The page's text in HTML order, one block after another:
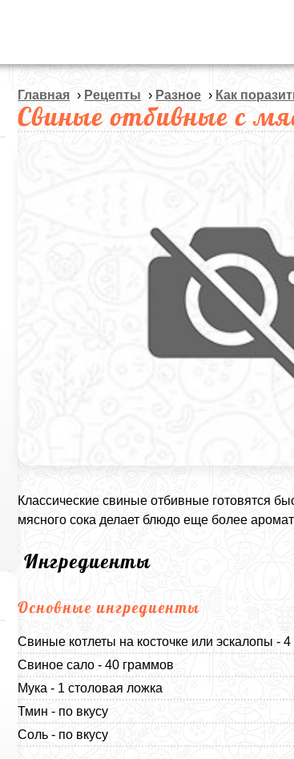
Главная › Рецепты › Разное › Как
Свиные отбивные с
Классические свиные отбивные готовятся
мясного сока делает блюдо еще более
Ингредиенты
Основные ингредиенты
Свиные котлеты на косточке или эскалопы - 4
Свиное сало - 40 граммов
Мука - 1 столовая ложка
Тмин - по вкусу
Соль - по вкусу